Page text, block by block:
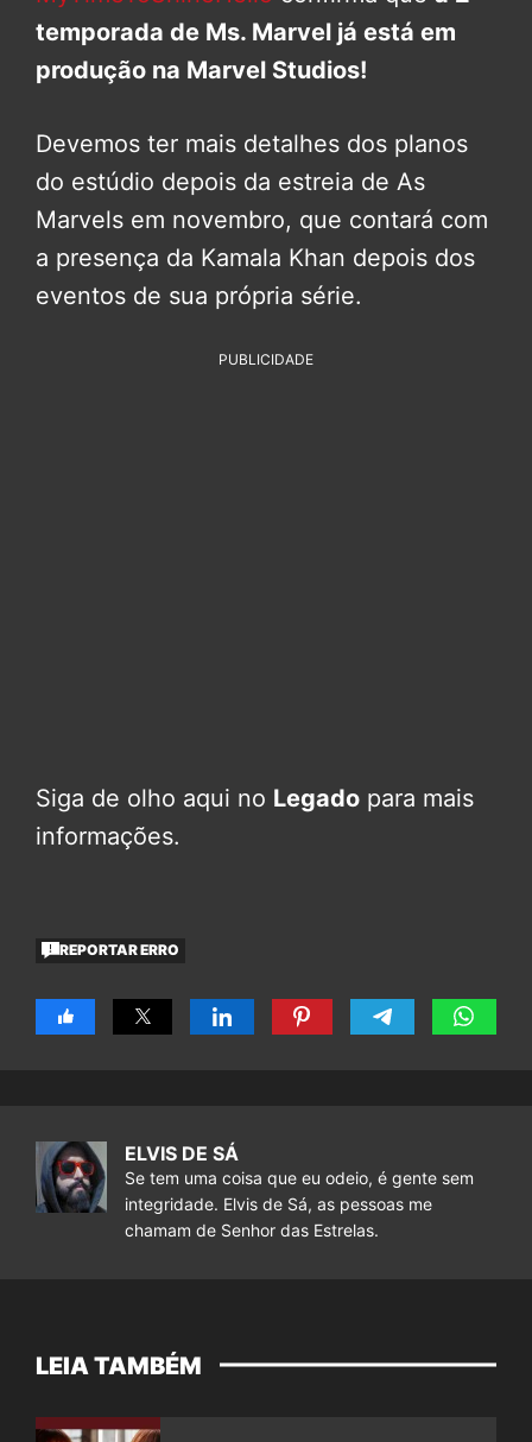
temporada de Ms. Marvel já está em
produção na Marvel Studios!
Devemos ter mais detalhes dos planos
do estúdio depois da estreia de As
Marvels em novembro, que contará com
a presença da Kamala Khan depois dos
eventos de sua própria série.
PUBLICIDADE
Siga de olho aqui no Legado para mais
informações.
REPORTAR ERRO
ELVIS DE SÁ
Se tem uma coisa que eu odeio, é gente sem
integridade. Elvis de Sá, as pessoas me
chamam de Senhor das Estrelas.
LEIA TAMBÉM